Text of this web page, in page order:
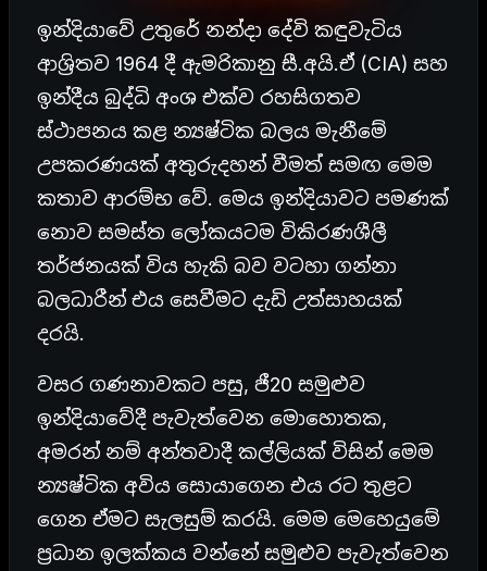
ඉන්දියාවේ උතුරේ නන්දා දේවි කඳුවැටිය
ආශ්‍රිතව 1964 දී ඇමරිකානු සී.අයි.ඒ (CIA) සහ
ඉන්දීය බුද්ධි අංශ එක්ව රහසිගතව
ස්ථාපනය කළ න්‍යෂ්ටික බලය මැනීමේ
උපකරණයක් අතුරුදහන් වීමත් සමඟ මෙම
කතාව ආරම්භ වේ. මෙය ඉන්දියාවට පමණක්
නොව සමස්ත ලෝකයටම විකිරණශීලී
තර්ජනයක් විය හැකි බව වටහා ගන්නා
බලධාරීන් එය සෙවීමට දැඩි උත්සාහයක්
දරයි.
වසර ගණනාවකට පසු, ජී20 සමුළුව
ඉන්දියාවේදී පැවැත්වෙන මොහොතක,
අමරන් නම් අන්තවාදී කල්ලියක් විසින් මෙම
න්‍යෂ්ටික අවිය සොයාගෙන එය රට තුළට
ගෙන ඒමට සැලසුම් කරයි. මෙම මෙහෙයුමේ
ප්‍රධාන ඉලක්කය වන්නේ සමුළුව පැවැත්වෙන